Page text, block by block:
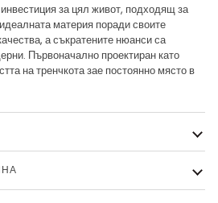
за цял живот, подходящ за
материя поради своите
а съкратените нюанси са
Първоначално проектиран като
на тренчкота зае постоянно място в